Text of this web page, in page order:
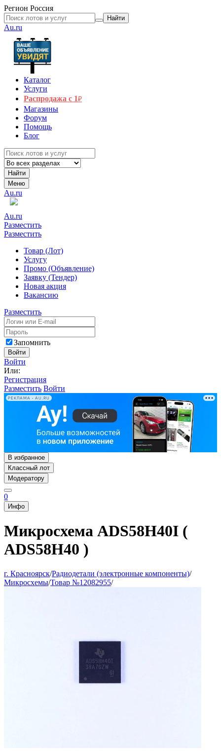
Регион Россия
Найти
Au.ru
Каталог
Услуги
Распродажа с 1₽
Магазины
Форум
Помощь
Блог
Найти
Меню
Au.ru
Au.ru
Разместить
Разместить
Товар (Лот)
Услугу
Промо (Объявление)
Заявку (Тендер)
Новая акция
Вакансию
Разместить
Запомнить
Войти
Войти
Или:
Регистрация
Разместить Войти
РЕКЛАМА • AU.RU
В избранное
Классный лот
Модератору
0
Инфо
Микросхема ADS58H40I (
ADS58H40 )
г. Красноярск/Радиодетали (электронные компоненты)/
Микросхемы/Товар №12082955/